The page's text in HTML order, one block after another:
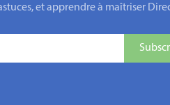
et apprendre à maîtriser